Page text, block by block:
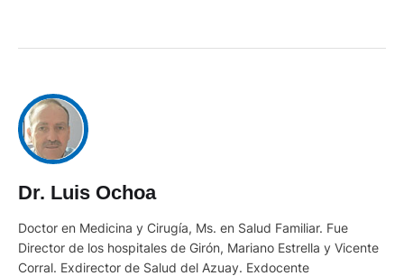
Dr. Luis Ochoa
Doctor en Medicina y Cirugía, Ms. en Salud Familiar. Fue
Director de los hospitales de Girón, Mariano Estrella y Vicente
Corral. Exdirector de Salud del Azuay. Exdocente